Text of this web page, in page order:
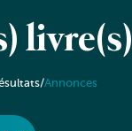
livre(s)
/Annonces